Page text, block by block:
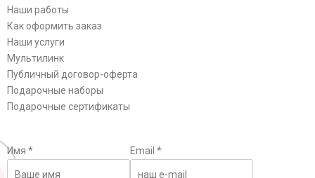
Наши работы
Как оформить заказ
Наши услуги
Мультилинк
Публичный договор-оферта
Подарочные наборы
Подарочные сертификаты
Имя * Email *